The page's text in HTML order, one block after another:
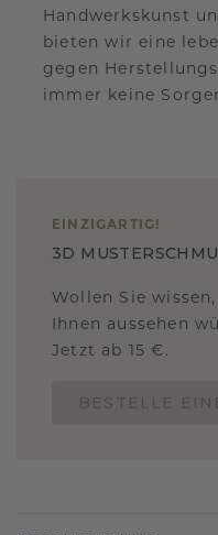
Handwerkskunst
bieten wir eine
gegen
immer keine
EINZIGARTIG !
3D
Wollen Sie
Ihnen aussehen
Jetzt ab 15 €.